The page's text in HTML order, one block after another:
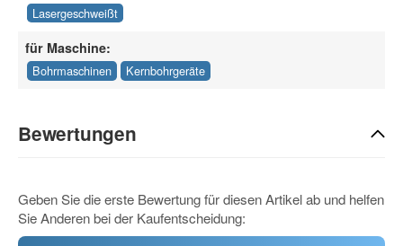
Lasergeschweißt
für Maschine:
Bohrmaschinen Kernbohrgeräte
Bewertungen
Geben Sie die erste Bewertung für diesen Artikel ab und helfen
Sie Anderen bei der Kaufentscheidung: